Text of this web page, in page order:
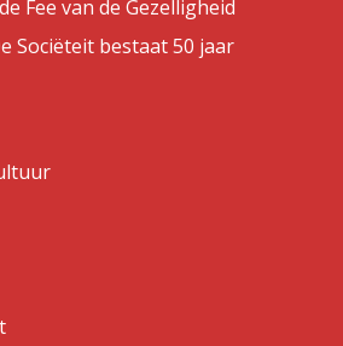
Fee van de Gezelligheid
Sociëteit bestaat 50 jaar